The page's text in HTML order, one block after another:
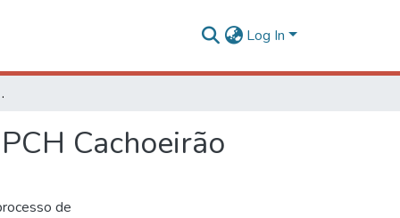
Log In
Cachoeirão
Cachoeirão
de